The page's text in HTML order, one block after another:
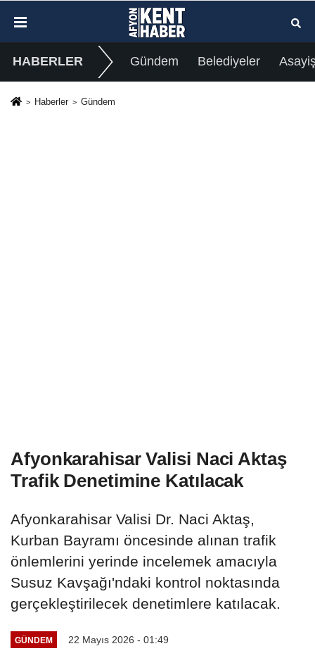
HABERLER Gündem Belediyeler
Haberler Gündem
Afyonkarahisar Valisi Naci Aktaş
Trafik Denetimine Katılacak
Afyonkarahisar Valisi Dr. Naci Aktaş,
Kurban Bayramı öncesinde alınan trafik
önlemlerini yerinde incelemek amacıyla
Susuz Kavşağı'ndaki kontrol noktasında
gerçekleştirilecek denetimlere katılacak.
GÜNDEM 22 Mayıs 2026 - 01:49